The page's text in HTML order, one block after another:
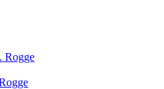
Rogge